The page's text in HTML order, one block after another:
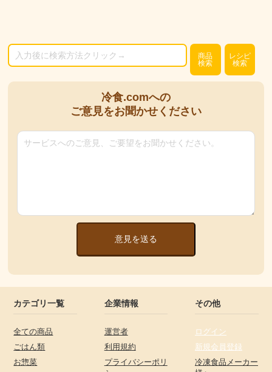
商品
検索
レシピ
検索
冷食.comへの
ご意見をお聞かせください
意見を送る
カテゴリ一覧
全ての商品
ごはん類
お惣菜
企業情報
運営者
利用規約
プライバシーポリ
その他
ログイン
新規会員登録
冷凍食品メーカー